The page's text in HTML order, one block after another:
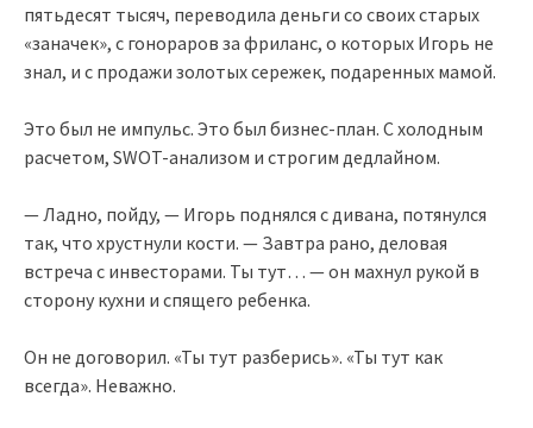
пятьдесят тысяч, переводила деньги со своих старых
«заначек», с гонораров за фриланс, о которых Игорь не
знал, и с продажи золотых сережек, подаренных мамой.
Это был не импульс. Это был бизнес-план. С холодным
расчетом, SWOT-анализом и строгим дедлайном.
— Ладно, пойду, — Игорь поднялся с дивана, потянулся
так, что хрустнули кости. — Завтра рано, деловая
встреча с инвесторами. Ты тут… — он махнул рукой в
сторону кухни и спящего ребенка.
Он не договорил. «Ты тут разберись». «Ты тут как
всегда». Неважно.